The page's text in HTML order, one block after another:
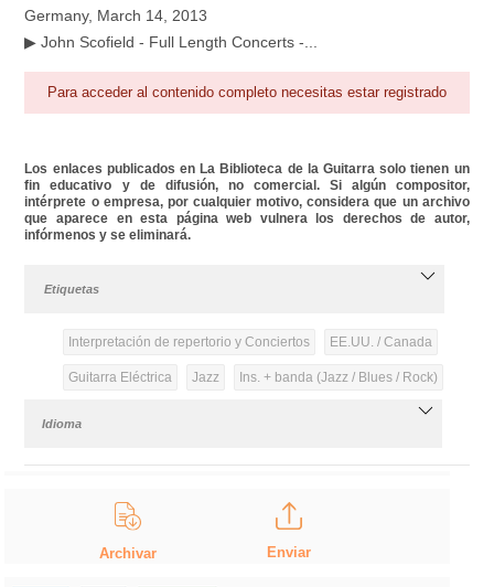
Germany, March 14, 2013
▶ John Scofield - Full Length Concerts -...
Para acceder al contenido completo necesitas estar registrado
Los enlaces publicados en La Biblioteca de la Guitarra solo tienen un
fin educativo y de difusión, no comercial. Si algún compositor,
intérprete o empresa, por cualquier motivo, considera que un archivo
que aparece en esta página web vulnera los derechos de autor,
infórmenos y se eliminará.
Etiquetas
Interpretación de repertorio y Conciertos EE.UU. / Canada
Guitarra Eléctrica Jazz Ins. + banda (Jazz / Blues / Rock)
Idioma
Archivar Enviar